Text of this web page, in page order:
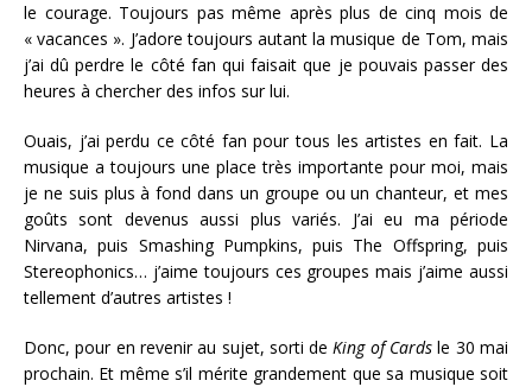
le courage. Toujours pas même après plus de cinq mois de
« vacances ». J’adore toujours autant la musique de Tom, mais
j’ai dû perdre le côté fan qui faisait que je pouvais passer des
heures à chercher des infos sur lui.
Ouais, j’ai perdu ce côté fan pour tous les artistes en fait. La
musique a toujours une place très importante pour moi, mais
je ne suis plus à fond dans un groupe ou un chanteur, et mes
goûts sont devenus aussi plus variés. J’ai eu ma période
Nirvana, puis Smashing Pumpkins, puis The Offspring, puis
Stereophonics… j’aime toujours ces groupes mais j’aime aussi
tellement d’autres artistes !
Donc, pour en revenir au sujet, sorti deKing of Cards le 30 mai
prochain. Et même s’il mérite grandement que sa musique soit